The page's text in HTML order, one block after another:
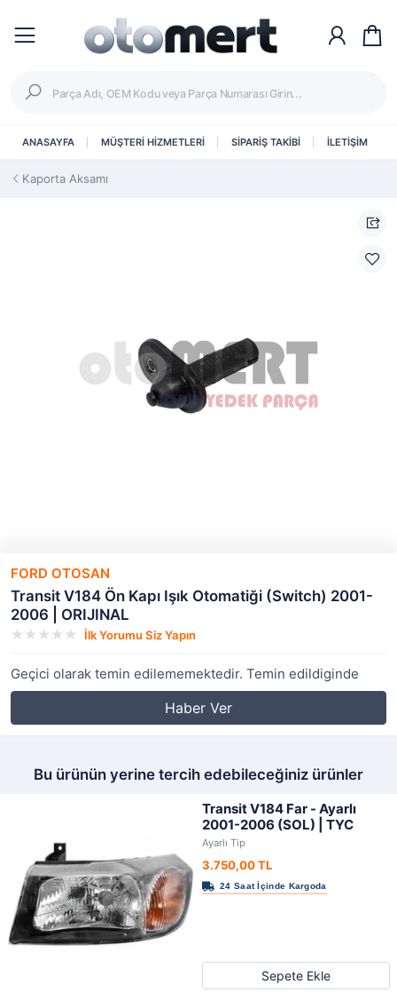
ANASAYFA MÜŞTERİ HİZMETLERİ SİPARİŞ TAKİBİ İLETİŞİM
Kaporta Aksamı
FORD OTOSAN
Transit V184 Ön Kapı Işık Otomatiği (Switch) 2001-
2006 | ORIJINAL
İlk Yorumu Siz Yapın
Geçici olarak temin edilememektedir. Temin edildiginde
Haber Ver
Bu ürünün yerine tercih edebileceğiniz ürünler
Transit V184 Far - Ayarlı
2001-2006 (SOL) | TYC
Ayarlı Tip
3.750,00 TL
Sepete Ekle